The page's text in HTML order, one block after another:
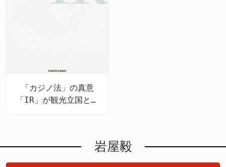
「カジノ法」の真意
「IR」が観光立国と地
岩屋毅